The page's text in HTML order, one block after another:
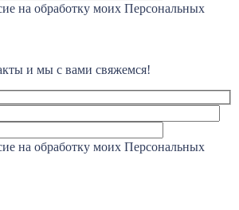
на обработку моих Персональных
и мы с вами свяжемся!
на обработку моих Персональных